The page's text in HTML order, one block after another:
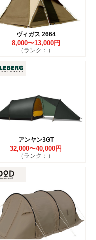
ヴィガス 2664
8,000〜13,000円
（ランク：）
アンヤン3GT
32,000〜40,000円
（ランク：）